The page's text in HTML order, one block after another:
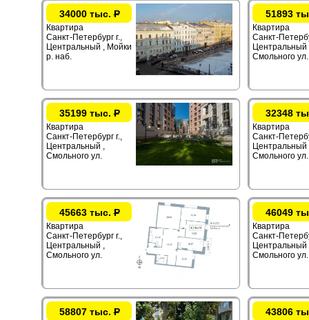
34000 тыс.Р
Квартира
Санкт-Петербург г.,
Центральный , Мойки
р. наб.
51893
Квартира
Санкт-
Центральный
Смольного ул.
35199 тыс.Р
Квартира
Санкт-Петербург г.,
Центральный ,
Смольного ул.
32348
Квартира
Санкт-
Центральный
Смольного ул.
45663 тыс.Р
Квартира
Санкт-Петербург г.,
Центральный ,
Смольного ул.
46049
Квартира
Санкт-
Центральный
Смольного ул.
58807 тыс.Р 43806